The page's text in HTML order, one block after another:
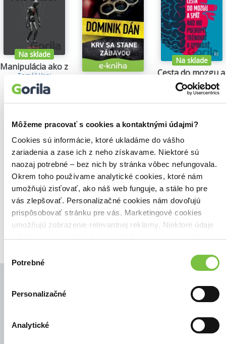
Môžeme pracovať s cookies a kontaktnými údajmi?
Cookies sú informácie, ktoré ukladáme do vášho
zariadenia a zase ich z neho získavame. Niektoré sú
naozaj potrebné – bez nich by stránka vôbec nefungovala.
Okrem toho používame analytické cookies, ktoré nám
umožňujú zisťovať, ako náš web funguje, a stále ho pre
vás zlepšovať. Personalizačné cookies nám dovoľujú
prispôsobovať stránku pre vás. Marketingové cookies
umožňujú zobrazenie relevantnej reklamy. Niektoré údaje
súhlasu
Potrebné
Personalizačné
Analytické
Na sklade
Manipulácia ako zbraň
Tomáš Vepi
15,79€
14,35€
Na sklade
Cesta do mozgu
Dominika Fričová
13,35€
Našli sme0titulov
Zoradiť podľa:
Filtrovať